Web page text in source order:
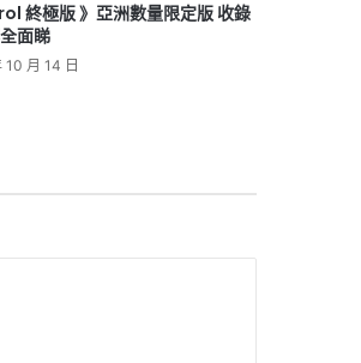
終極版 》亞洲數量限定版 收錄
面睇
月 14 日